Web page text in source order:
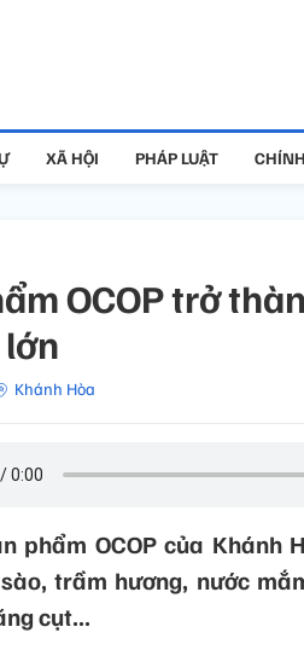
XÃ HỘI PHÁP LUẬT
OCOP trở
Khánh Hòa
phẩm OCOP của
trầm hương, nước
cụt...